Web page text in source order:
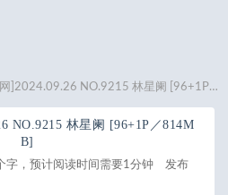
]2024.09.26 NO.9215 林星阑 [96+1P／814MB]
NO.9215 林星阑 [96+1P／814M
B]
字，预计阅读时间需要1分钟
发布